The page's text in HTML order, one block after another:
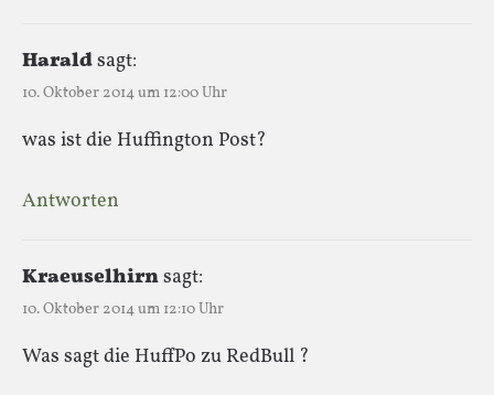
Haraldsagt:
10. Oktober 2014 um 12:00 Uhr
was ist die Huffington Post?
Antworten
Kraeuselhirnsagt:
10. Oktober 2014 um 12:10 Uhr
Was sagt die HuffPo zu RedBull ?